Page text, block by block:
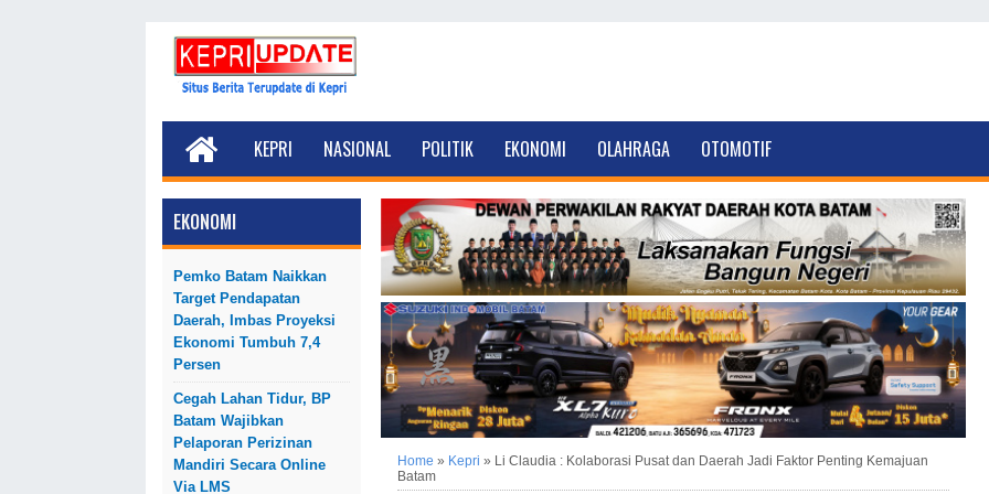
KEPRI NASIONAL POLITIK EKONOMI OLAHRAGA OTOMOTIF
EKONOMI
Pemko Batam Naikkan
Target Pendapatan
Daerah, Imbas Proyeksi
Ekonomi Tumbuh 7,4
Persen
Cegah Lahan Tidur, BP
Batam Wajibkan
Pelaporan Perizinan
Mandiri Secara Online
Via LMS
Home » Kepri » Li Claudia : Kolaborasi Pusat dan Daerah Jadi Faktor Penting Kemajuan
Batam